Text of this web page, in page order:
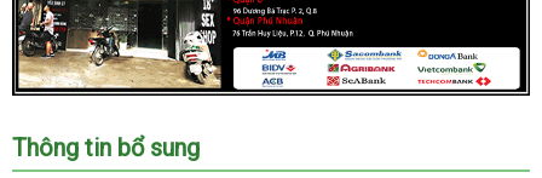
Chúng
tôi
Thông tin bổ sung